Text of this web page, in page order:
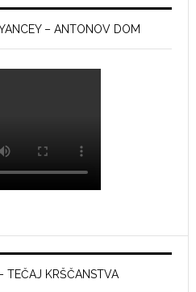
– ANTONOV DOM
TEČAJ KRŠČANSTVA